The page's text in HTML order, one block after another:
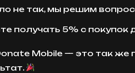
не так, мы решим вопрос
получать 5% с покупок
Mobile — это так же